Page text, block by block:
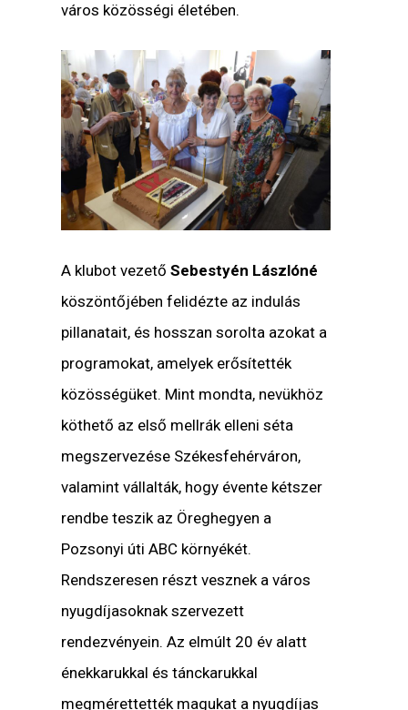
város közösségi életében.
A klubot vezetőSebestyén Lászlóné
köszöntőjében felidézte az indulás
pillanatait, és hosszan sorolta azokat a
programokat, amelyek erősítették
közösségüket. Mint mondta, nevükhöz
köthető az első mellrák elleni séta
megszervezése Székesfehérváron,
valamint vállalták, hogy évente kétszer
rendbe teszik az Öreghegyen a
Pozsonyi úti ABC környékét.
Rendszeresen részt vesznek a város
nyugdíjasoknak szervezett
rendezvényein. Az elmúlt 20 év alatt
énekkarukkal és tánckarukkal
megmérettették magukat a nyugdíjas